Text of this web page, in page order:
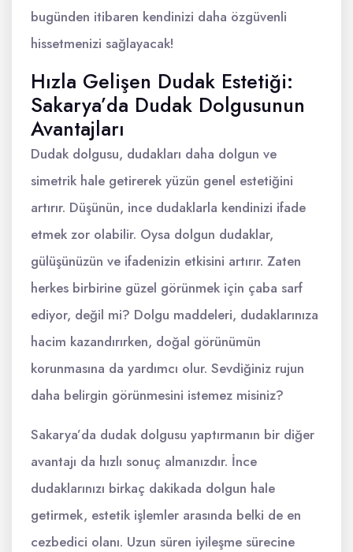
bugünden itibaren kendinizi daha özgüvenli
hissetmenizi sağlayacak!
Hızla Gelişen Dudak Estetiği:
Sakarya’da Dudak Dolgusunun
Avantajları
Dudak dolgusu, dudakları daha dolgun ve
simetrik hale getirerek yüzün genel estetiğini
artırır. Düşünün, ince dudaklarla kendinizi ifade
etmek zor olabilir. Oysa dolgun dudaklar,
gülüşünüzün ve ifadenizin etkisini artırır. Zaten
herkes birbirine güzel görünmek için çaba sarf
ediyor, değil mi? Dolgu maddeleri, dudaklarınıza
hacim kazandırırken, doğal görünümün
korunmasına da yardımcı olur. Sevdiğiniz rujun
daha belirgin görünmesini istemez misiniz?
Sakarya’da dudak dolgusu yaptırmanın bir diğer
avantajı da hızlı sonuç almanızdır. İnce
dudaklarınızı birkaç dakikada dolgun hale
getirmek, estetik işlemler arasında belki de en
cezbedici olanı. Uzun süren iyileşme sürecine